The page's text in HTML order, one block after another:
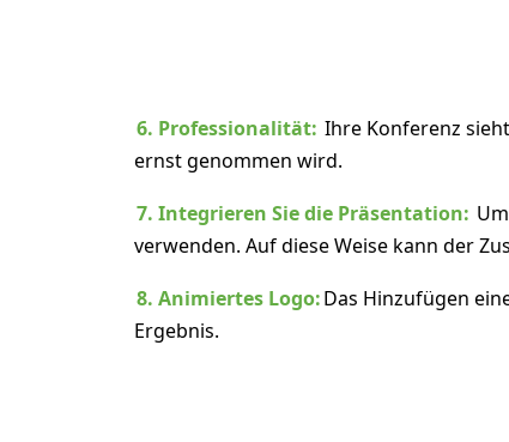
6. Professionalität: Ihre Konferenz
ernst genommen wird.
7. Integrieren Sie die Präsentation:
verwenden. Auf diese Weise kann der
8. Animiertes Logo:Das Hinzufügen
Ergebnis.